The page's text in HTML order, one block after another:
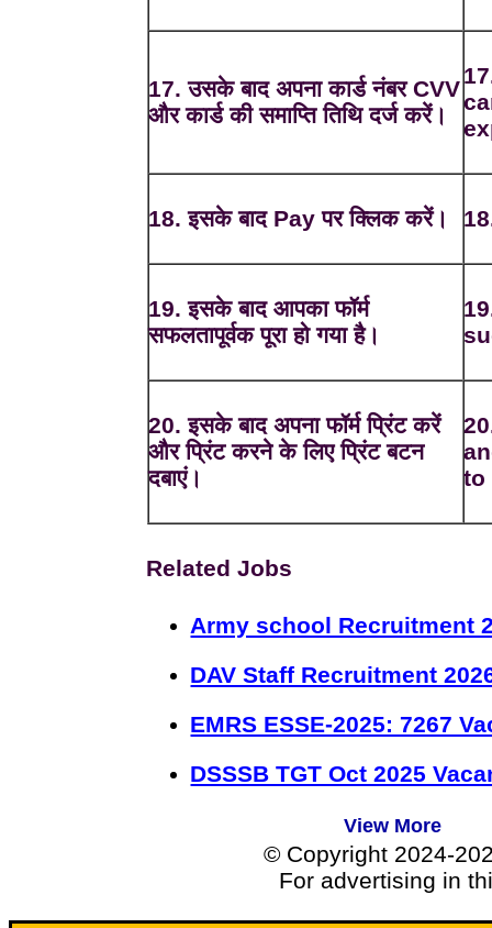
17. उसके बाद अपना कार्ड नंबर CVV
और कार्ड की समाप्ति तिथि दर्ज करें।
18. इसके बाद Pay पर क्लिक करें।
19. इसके बाद आपका फॉर्म
सफलतापूर्वक पूरा हो गया है।
20. इसके बाद अपना फॉर्म प्रिंट करें
और प्रिंट करने के लिए प्रिंट बटन
दबाएं।
to
Related Jobs
Army school Recruitment
DAV Staff Recruitment
EMRS ESSE-2025: 7267
DSSSB TGT Oct 2025
View More
© Copyright 2024-
For advertising in